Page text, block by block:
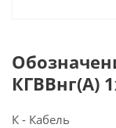
КГВВнг(А)
К - Кабель